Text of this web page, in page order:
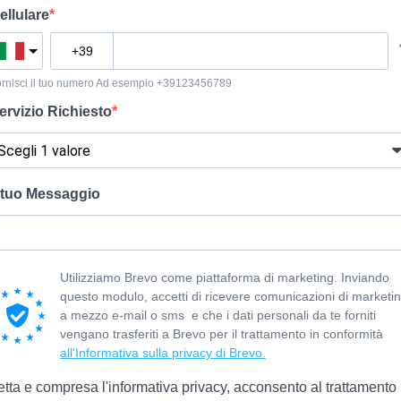
il tuo numero Ad esempio +39123456789
Richiesto
tuo Messaggio
Utilizziamo Brevo come piattaforma di marketing. Inviando
questo modulo, accetti di ricevere comunicazioni di
a mezzo e-mail o sms e che i dati personali da te forniti
vengano trasferiti a Brevo per il trattamento in conformità
all'Informativa sulla privacy di Brevo.
e compresa l'informativa privacy, acconsento al trattamento